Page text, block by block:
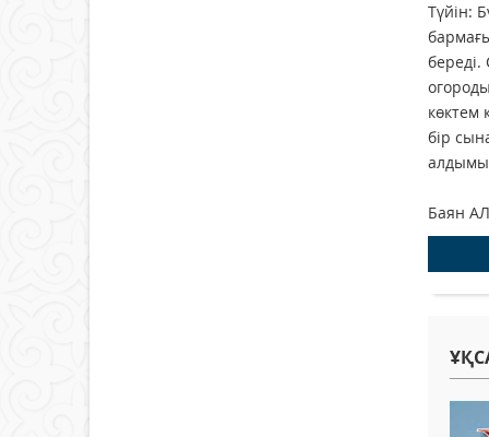
Түйін:
көктем
бір
Баян